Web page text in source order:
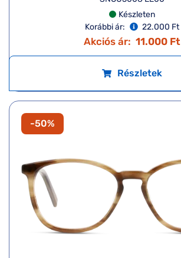
Készleten
Korábbi ár:
22.000 Ft
Akciós ár: 11.000 Ft
Részletek
-50%